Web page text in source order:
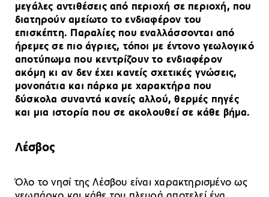
μεγάλες αντιθέσεις από περιοχή σε περιοχή, που
διατηρούν αμείωτο το ενδιαφέρον του
επισκέπτη. Παραλίες που εναλλάσσονται από
ήρεμες σε πιο άγριες, τόποι με έντονο γεωλογικό
αποτύπωμα που κεντρίζουν το ενδιαφέρον
ακόμη κι αν δεν έχει κανείς σχετικές γνώσεις,
μονοπάτια και πάρκα με χαρακτήρα που
δύσκολα συναντά κανείς αλλού, θερμές πηγές
και μια ιστορία που σε ακολουθεί σε κάθε βήμα.
Λέσβος
Όλο το νησί της Λέσβου είναι χαρακτηρισμένο ως